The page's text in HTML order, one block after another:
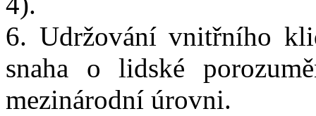
6. Udržování vnitřního
snaha o lidské
mezinárodní úrovni.